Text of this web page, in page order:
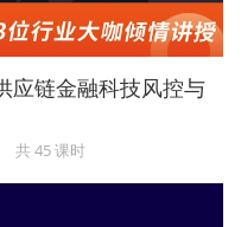
殆尽
业务的操作需要，加
点，短时间内银行物
的一些高端资咨询服
然以物理网点为根据
应链金融科技风控与
共 45 课时